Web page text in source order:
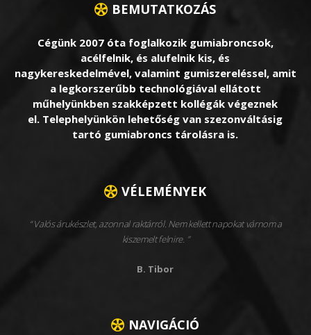
BEMUTATKOZÁS
Cégünk 2007 óta foglalkozik gumiabroncsok,
acélfelnik, és alufelnik kis, és
nagykereskedelmével, valamint gumiszereléssel, amit
a legkorszerűbb technológiával ellátott
műhelyünkben szakképzett kollégák végeznek
el. Telephelyünkön lehetőség van szezonváltásig
tartó gumiabroncs tárolásra is.
VÉLEMÉNYEK
Valós árukészlet, azonnal raktárról. Nem kellett napokat várnom a
kiszemelt felnire.
B. Tibor
NAVIGÁCIÓ